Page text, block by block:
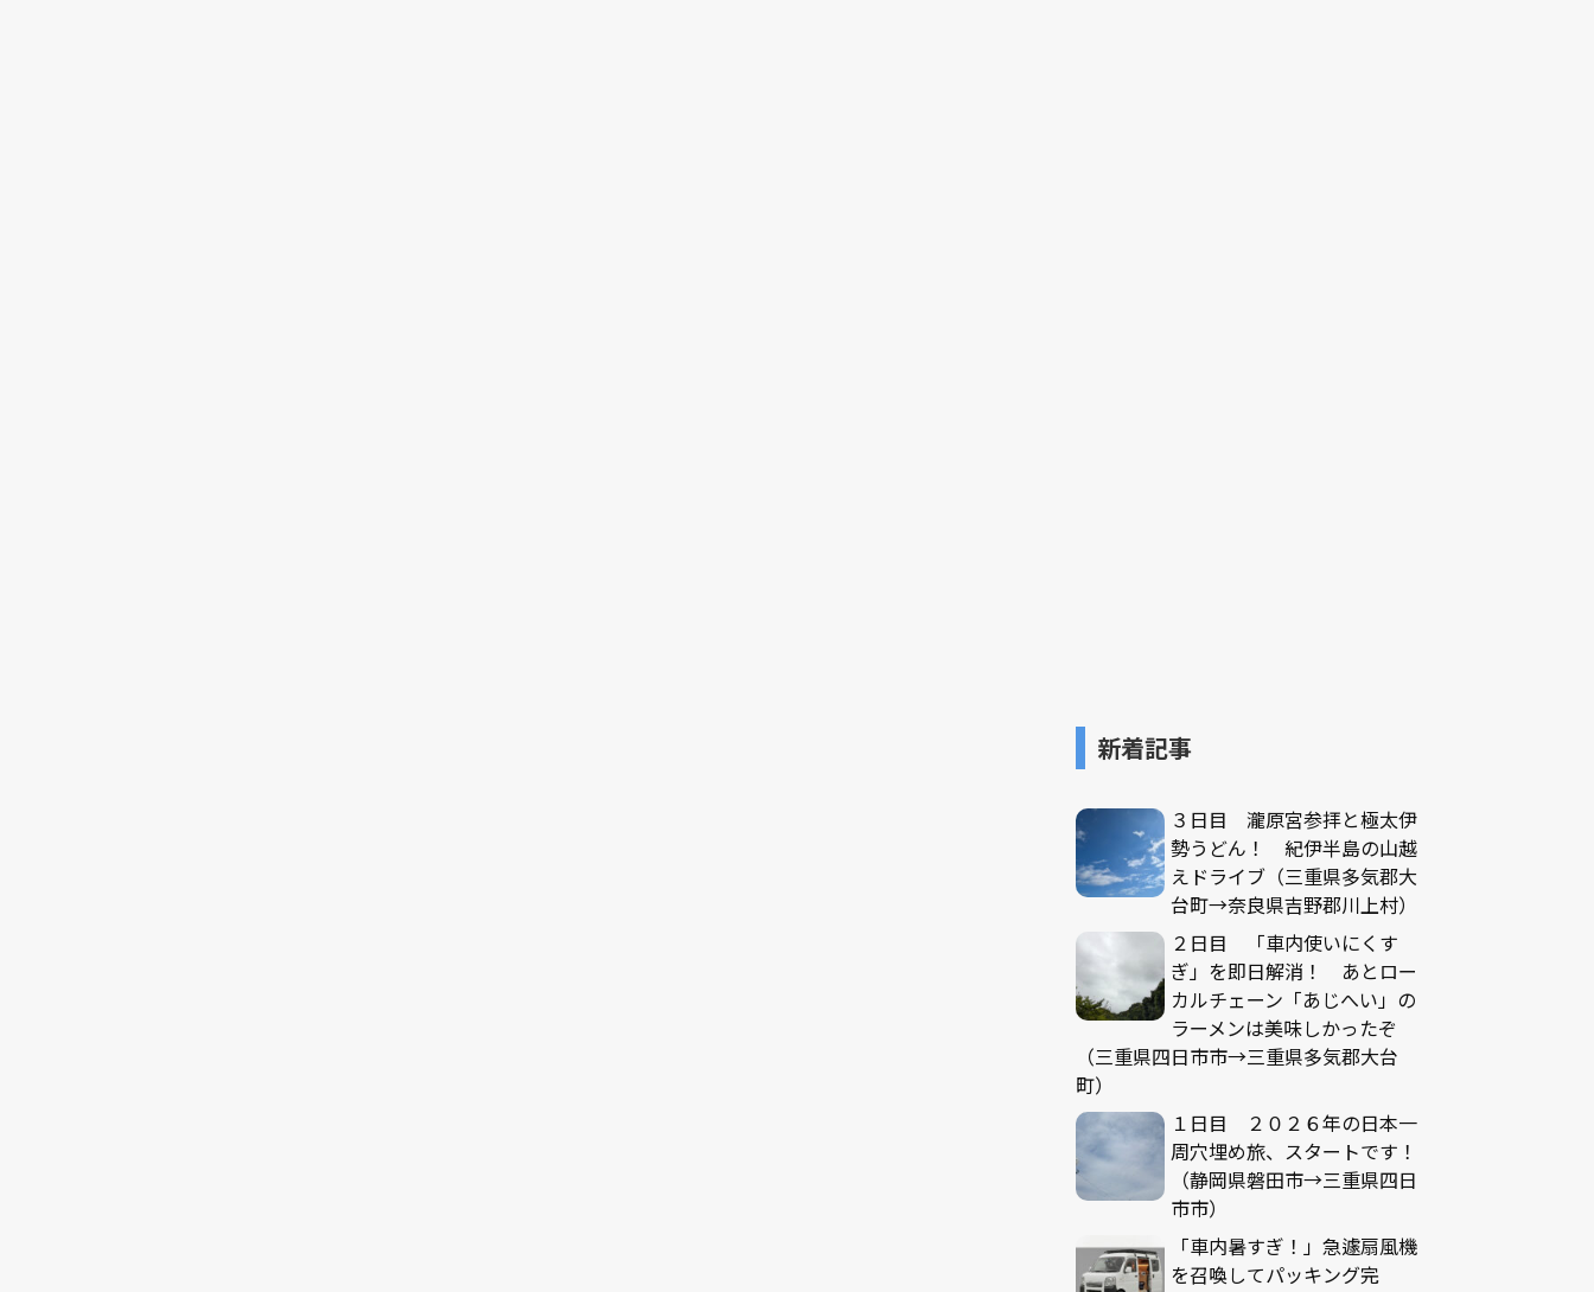
新着記事
３日目 瀧原宮参拝と極太伊
勢うどん！ 紀伊半島の山越
えドライブ（三重県多気郡大
台町→奈良県吉野郡川上村）
２日目 「車内使いにくす
ぎ」を即日解消！ あとロー
カルチェーン「あじへい」の
ラーメンは美味しかったぞ
（三重県四日市市→三重県多気郡大台
町）
１日目 ２０２６年の日本一
周穴埋め旅、スタートです！
（静岡県磐田市→三重県四日
市市）
「車内暑すぎ！」急遽扇風機
を召喚してパッキング完